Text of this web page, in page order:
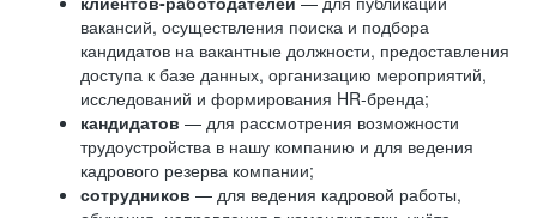
вакансий, осуществления поиска и подбора
кандидатов на вакантные должности, предоставления
доступа к базе данных, организацию мероприятий,
исследований и формирования HR-бренда;
кандидатов — для рассмотрения возможности
трудоустройства в нашу компанию и для ведения
кадрового резерва компании;
сотрудников — для ведения кадровой работы,